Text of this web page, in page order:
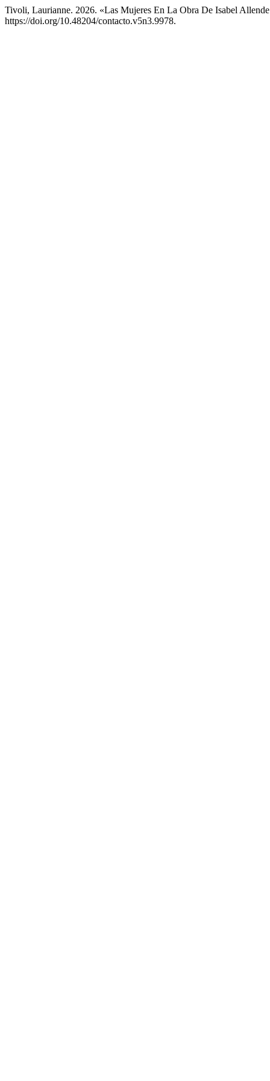
Tivoli, Laurianne. 2026. «Las Mujeres En La Obra De Isabel
https://doi.org/10.48204/contacto.v5n3.9978.